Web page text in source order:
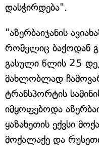
დასჭირდება".
"აზერბაიჯანის
რომელიც ბაქოდან
გასული წლის 25
მახლობლად
ტრანსპორტის
იმყოფებოდა
ყაზახეთის ექვსი
მოქალაქე და